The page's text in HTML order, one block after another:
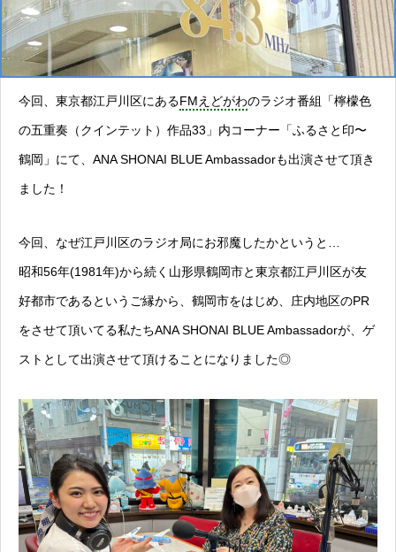
今回、東京都江戸川区にあるFMえどがわのラジオ番組「檸檬色
の五重奏（クインテット）作品33」内コーナー「ふるさと印〜
鶴岡」にて、ANA SHONAI BLUE Ambassadorも出演させて頂き
ました！
今回、なぜ江戸川区のラジオ局にお邪魔したかというと…
昭和56年(1981年)から続く山形県鶴岡市と東京都江戸川区が友
好都市であるというご縁から、鶴岡市をはじめ、庄内地区のPR
をさせて頂いてる私たちANA SHONAI BLUE Ambassadorが、ゲ
ストとして出演させて頂けることになりました◎